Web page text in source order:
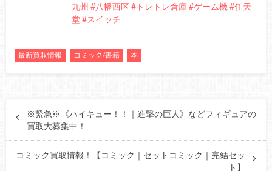
九州 #八幡西区 #トレトレ倉庫 #ゲーム機 #任天
堂 #スイッチ
最新買取情報 コミック/書籍 本
※緊急※《ハイキュー！！｜進撃の巨人》などフィギュアの
買取大募集中！
コミック買取情報！【コミック｜セットコミック｜完結セッ
ト】